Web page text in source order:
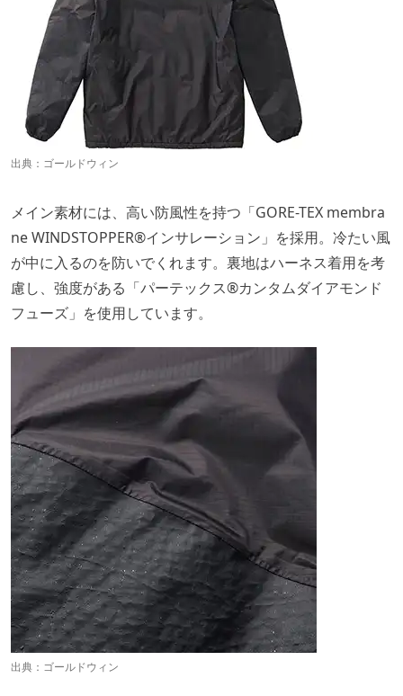
出典： ゴールドウィン
メイン素材には、高い防風性を持つ「GORE-TEX membra
ne WINDSTOPPER®インサレーション」を採用。冷たい風
が中に入るのを防いでくれます。裏地はハーネス着用を考
慮し、強度がある「パーテックス®カンタムダイアモンド
フューズ」を使用しています。
出典： ゴールドウィン